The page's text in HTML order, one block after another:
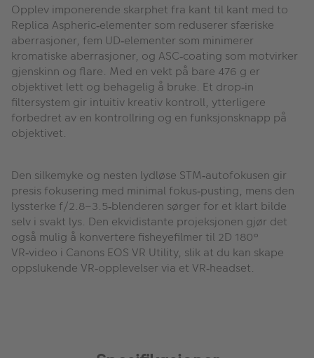
Opplev imponerende skarphet fra kant til kant med to
Replica Aspheric‑elementer som reduserer sfæriske
aberrasjoner, fem UD‑elementer som minimerer
kromatiske aberrasjoner, og ASC‑coating som motvirker
gjenskinn og flare. Med en vekt på bare 476 g er
objektivet lett og behagelig å bruke. Et drop‑in
filtersystem gir intuitiv kreativ kontroll, ytterligere
forbedret av en kontrollring og en funksjonsknapp på
objektivet.
Den silkemyke og nesten lydløse STM‑autofokusen gir
presis fokusering med minimal fokus‑pusting, mens den
lyssterke f/2.8–3.5‑blenderen sørger for et klart bilde
selv i svakt lys. Den ekvidistante projeksjonen gjør det
også mulig å konvertere fisheyefilmer til 2D 180°
VR‑video i Canons EOS VR Utility, slik at du kan skape
oppslukende VR‑opplevelser via et VR‑headset.